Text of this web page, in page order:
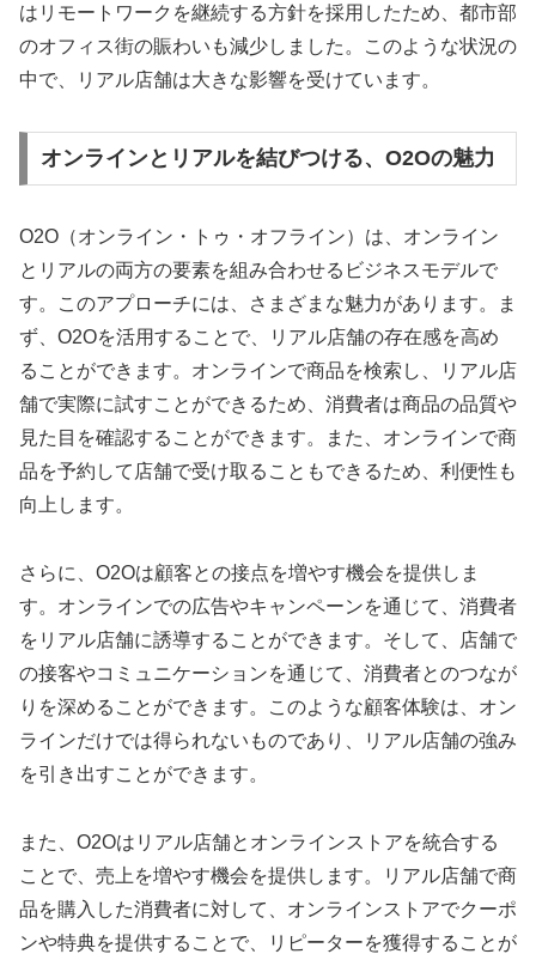
はリモートワークを継続する方針を採用したため、都市部
のオフィス街の賑わいも減少しました。このような状況の
中で、リアル店舗は大きな影響を受けています。
オンラインとリアルを結びつける、O2Oの魅力
O2O（オンライン・トゥ・オフライン）は、オンライン
とリアルの両方の要素を組み合わせるビジネスモデルで
す。このアプローチには、さまざまな魅力があります。ま
ず、O2Oを活用することで、リアル店舗の存在感を高め
ることができます。オンラインで商品を検索し、リアル店
舗で実際に試すことができるため、消費者は商品の品質や
見た目を確認することができます。また、オンラインで商
品を予約して店舗で受け取ることもできるため、利便性も
向上します。
さらに、O2Oは顧客との接点を増やす機会を提供しま
す。オンラインでの広告やキャンペーンを通じて、消費者
をリアル店舗に誘導することができます。そして、店舗で
の接客やコミュニケーションを通じて、消費者とのつなが
りを深めることができます。このような顧客体験は、オン
ラインだけでは得られないものであり、リアル店舗の強み
を引き出すことができます。
また、O2Oはリアル店舗とオンラインストアを統合する
ことで、売上を増やす機会を提供します。リアル店舗で商
品を購入した消費者に対して、オンラインストアでクーポ
ンや特典を提供することで、リピーターを獲得することが